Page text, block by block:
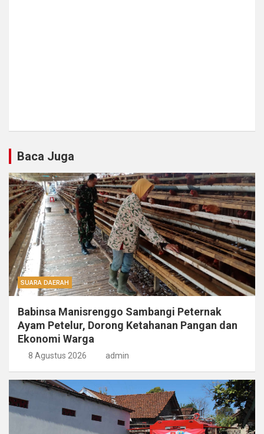
Baca Juga
SUARA DAERAH
Babinsa Manisrenggo Sambangi Peternak
Ayam Petelur, Dorong Ketahanan Pangan dan
Ekonomi Warga
8 Agustus 2026 admin